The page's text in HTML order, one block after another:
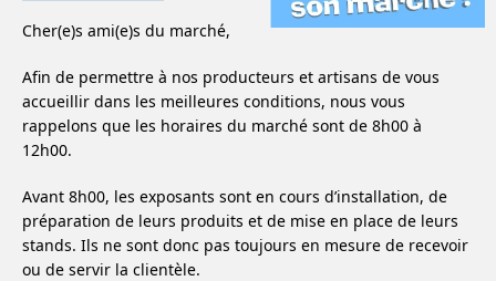
Cher(e)s ami(e)s du marché,
Afin de permettre à nos producteurs et artisans de vous
accueillir dans les meilleures conditions, nous vous
rappelons que les horaires du marché sont de 8h00 à
12h00.
Avant 8h00, les exposants sont en cours d’installation, de
préparation de leurs produits et de mise en place de leurs
stands. Ils ne sont donc pas toujours en mesure de recevoir
ou de servir la clientèle.